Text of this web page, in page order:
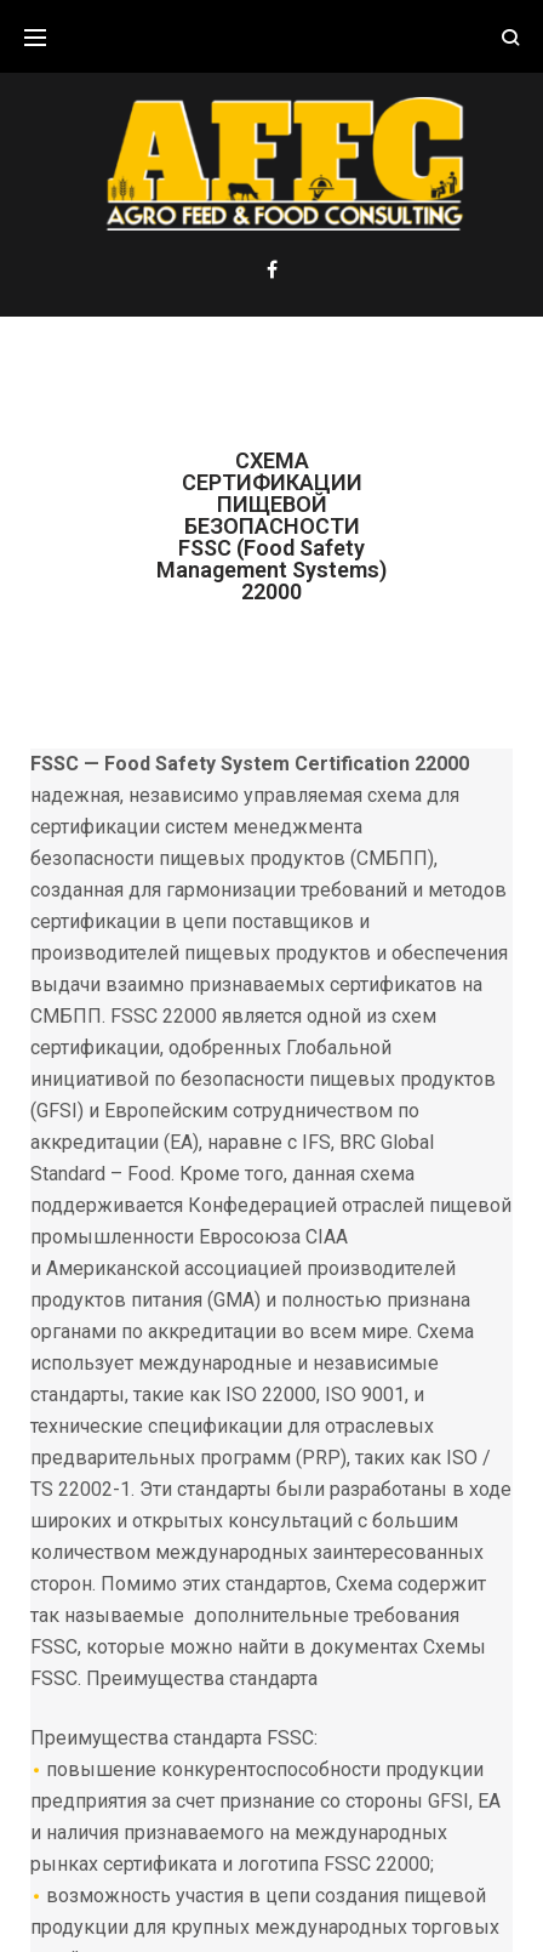
СХЕМА
СЕРТИФИКАЦИИ
ПИЩЕВОЙ
БЕЗОПАСНОСТИ
FSSC (Food Safety
Management Systems)
22000
FSSC — Food Safety System Certification 22000
надежная, независимо управляемая схема для
сертификации систем менеджмента
безопасности пищевых продуктов (СМБПП),
созданная для гармонизации требований и методов
сертификации в цепи поставщиков и
производителей пищевых продуктов и обеспечения
выдачи взаимно признаваемых сертификатов на
СМБПП. FSSC 22000 является одной из схем
сертификации, одобренных Глобальной
инициативой по безопасности пищевых продуктов
(GFSI) и Европейским сотрудничеством по
аккредитации (ЕА), наравне с IFS, BRC Global
Standard – Food. Кроме того, данная схема
поддерживается Конфедерацией отраслей пищевой
промышленности Евросоюза CIAA
и Американской ассоциацией производителей
продуктов питания (GMA) и полностью признана
органами по аккредитации во всем мире. Схема
использует международные и независимые
стандарты, такие как ISO 22000, ISO 9001, и
технические спецификации для отраслевых
предварительных программ (PRP), таких как ISO /
TS 22002-1. Эти стандарты были разработаны в ходе
широких и открытых консультаций с большим
количеством международных заинтересованных
сторон. Помимо этих стандартов, Схема содержит
так называемые дополнительные требования
FSSC, которые можно найти в документах Схемы
FSSC. Преимущества стандарта
Преимущества стандарта FSSC:
повышение конкурентоспособности продукции
предприятия за счет признание со стороны GFSI, ЕА
и наличия признаваемого на международных
рынках сертификата и логотипа FSSC 22000;
возможность участия в цепи создания пищевой
продукции для крупных международных торговых